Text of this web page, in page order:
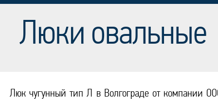
Люки овальные
Люк чугунный тип Л в Волгограде от компании